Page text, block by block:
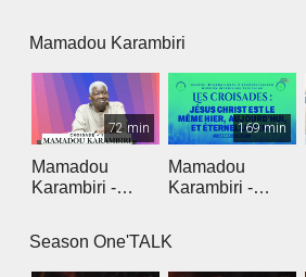
Mamadou Karambiri
72 min
Mamadou
Karambiri -
169 min
Mamadou
Karambiri -
Season One'TALK